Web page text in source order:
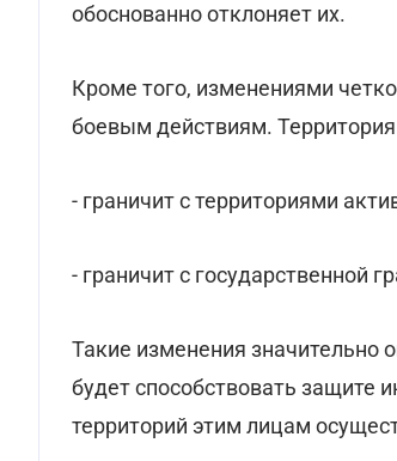
обоснованно отклоняет их.
Кроме того, изменениями
боевым действиям.
- граничит с территориями
- граничит с государственной
Такие изменения значительно
будет способствовать защите
территорий этим лицам